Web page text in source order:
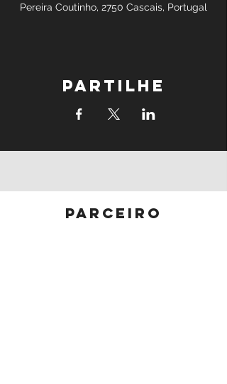
Pereira Coutinho, 2750 Cascais, Portugal
Partilhe
parceiro